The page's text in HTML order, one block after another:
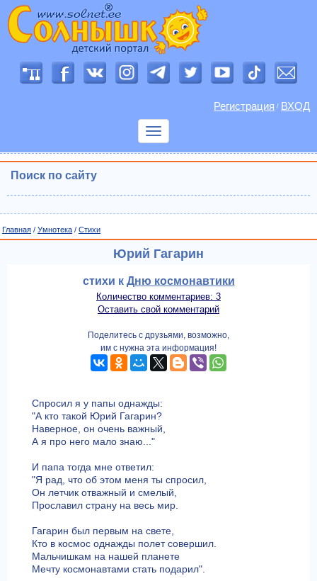
Регистрация / ВХОД
Показать
Поиск по сайту
Главная / Умнотека / Cтихи
Юрий Гагарин
стихи к Дню космонавтики
Количество комментариев: 3
Оставить свой комментарий
Поделитесь с друзьями, возможно,
им с нужна эта информация!
Спросил я у папы однажды:
"А кто такой Юрий Гагарин?
Наверное, он очень важный,
А я про него мало знаю..."
И папа тогда мне ответил:
"Я рад, что об этом меня ты спросил,
Он летчик отважный и смелый,
Прославил страну на весь мир.
Гагарин был первым на свете,
Кто в космос однажды полет совершил.
Мальчишкам на нашей планете
Мечту космонавтами стать подарил".